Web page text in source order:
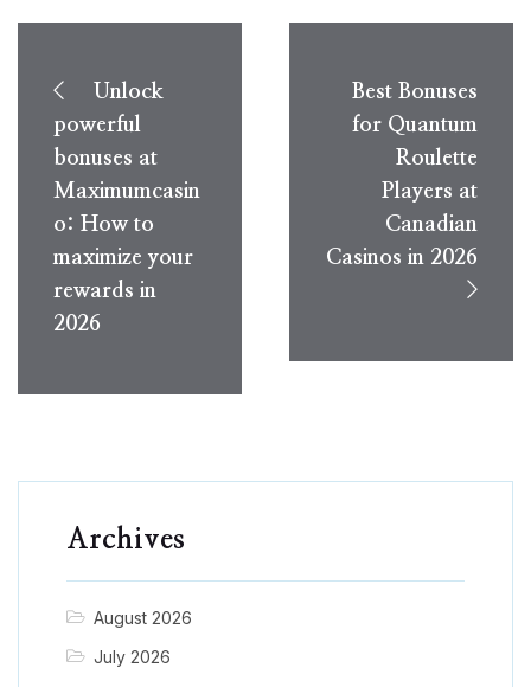
navigation
Unlock
powerful
bonuses at
Maximumcasin
o: How to
maximize your
rewards in
2026
Best Bonuses
for Quantum
Roulette
Players at
Canadian
Casinos in 2026
Archives
August 2026
July 2026